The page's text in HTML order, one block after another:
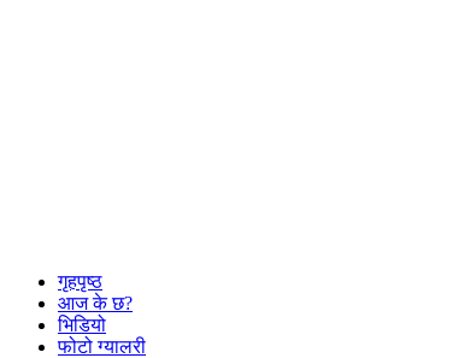
गृहपृष्ठ
आज के छ?
भिडियो
फोटो ग्यालरी